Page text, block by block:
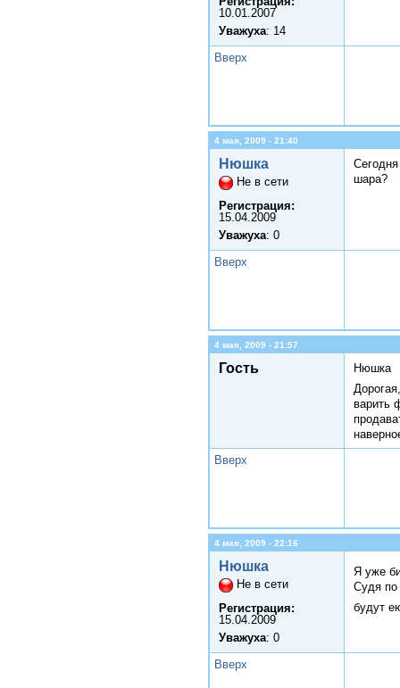
10.01.2007
Уважуха: 14
Вверх
4 мая, 2009 - 21:40
Нюшка
Не в сети
Регистрация:
15.04.2009
Уважуха: 0
шара?
Вверх
4 мая, 2009 - 21:57
Гость
Нюшка
варить
Вверх
4 мая, 2009 - 22:16
Нюшка
Не в сети
Регистрация:
15.04.2009
Уважуха: 0
Я уже
Судя по
будут
Вверх